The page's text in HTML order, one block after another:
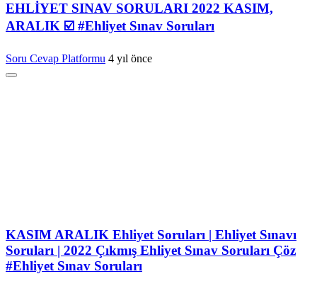
EHLİYET SINAV SORULARI 2022 KASIM,
ARALIK ☑️ #Ehliyet Sınav Soruları
Soru Cevap Platformu 4 yıl önce
KASIM ARALIK Ehliyet Soruları | Ehliyet Sınavı
Soruları | 2022 Çıkmış Ehliyet Sınav Soruları Çöz
#Ehliyet Sınav Soruları